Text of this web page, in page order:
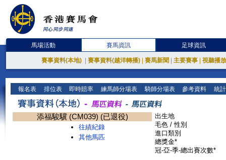
馬場活動 賽馬資訊 足球資訊
賽事資料(本地) 賽事資料(越洋轉播) 賽馬新聞 主要賽事 視聽播
報名表 排位表 即時賠率 練馬師分場表 騎師分場表 參考資料 統
添福駿驥 (CM039) (已退役)
往績紀錄
其他馬匹
出生地
毛色 / 性別
進口類別
總獎金*
冠-亞-季-總出賽次數*